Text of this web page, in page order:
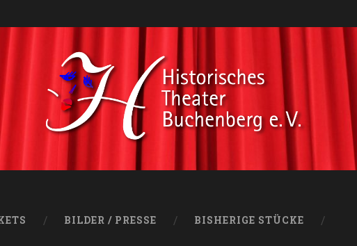
BILDER / PRESSE BISHERIGE STÜCKE